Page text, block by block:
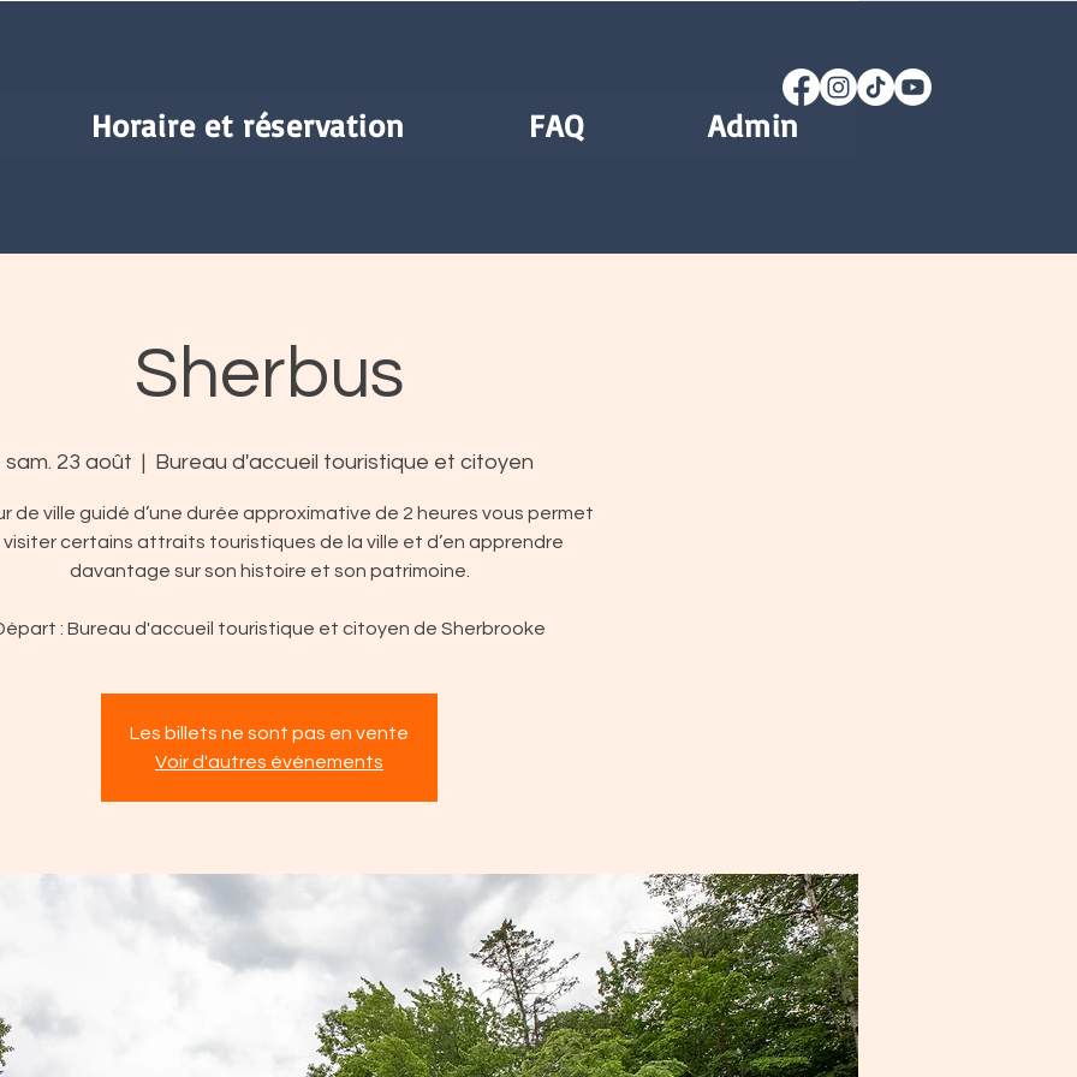
Horaire et réservation FAQ Admin
Sherbus
sam. 23 août
  |
Bureau d'accueil touristique et citoyen
de ville guidé d’une durée approximative de 2 heures vous permet
certains attraits touristiques de la ville et d’en apprendre
davantage sur son histoire et son patrimoine.
: Bureau d'accueil touristique et citoyen de Sherbrooke
Les billets ne sont pas en vente
Voir d'autres événements